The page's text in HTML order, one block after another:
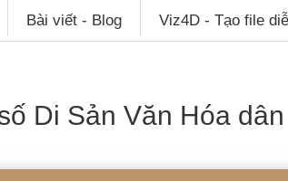
Bài viết - Blog Viz4D - Tạo file
Di Sản Văn Hóa